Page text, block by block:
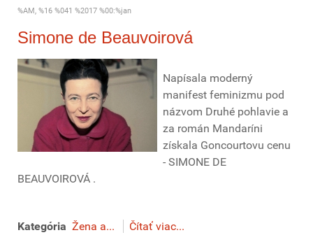
%AM, %16 %041 %2017 %00:%jan
Simone de Beauvoirová
Napísala moderný
manifest feminizmu pod
názvom Druhé pohlavie a
za román Mandaríni
získala Goncourtovu cenu
- SIMONE DE
BEAUVOIROVÁ .
Kategória Žena a... Čítať viac...